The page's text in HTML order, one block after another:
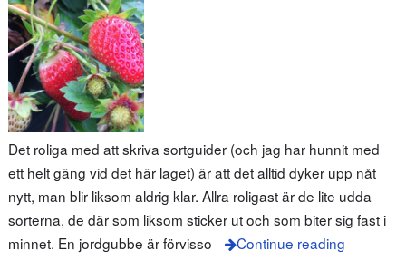
Det roliga med att skriva sortguider (och jag har hunnit med
ett helt gäng vid det här laget) är att det alltid dyker upp nåt
nytt, man blir liksom aldrig klar. Allra roligast är de lite udda
sorterna, de där som liksom sticker ut och som biter sig fast i
minnet. En jordgubbe är förvisso
Continue reading